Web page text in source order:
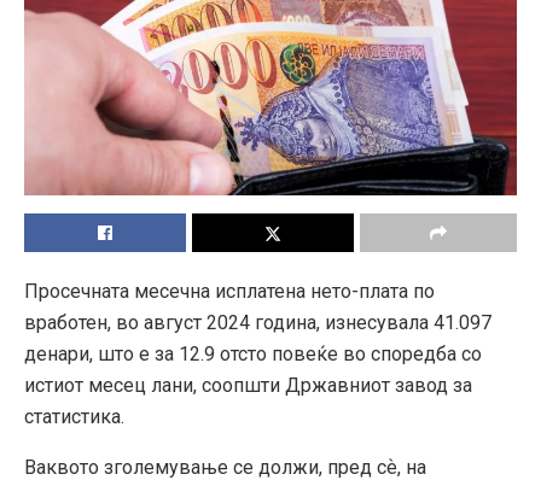
Просечната месечна исплатена нето-плата по
вработен, во август 2024 година, изнесувала 41.097
денари, што е за 12.9 отсто повеќе во споредба со
истиот месец лани, соопшти Државниот завод за
статистика.
Ваквото зголемување се должи, пред сѐ, на